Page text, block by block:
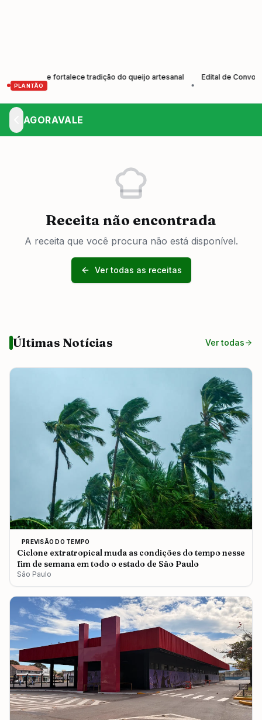
PLANTÃO
e fortalece tradição do queijo artesanal
Edital de
AGORAVALE
Receita não encontrada
A receita que você procura não está disponível.
Ver todas as receitas
Últimas Notícias Ver todas
PREVISÃO DO TEMPO
Ciclone extratropical muda as condições do tempo nesse
fim de semana em todo o estado de São Paulo
São Paulo